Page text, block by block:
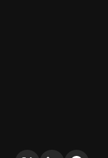
Facebook
LinkedIn
X